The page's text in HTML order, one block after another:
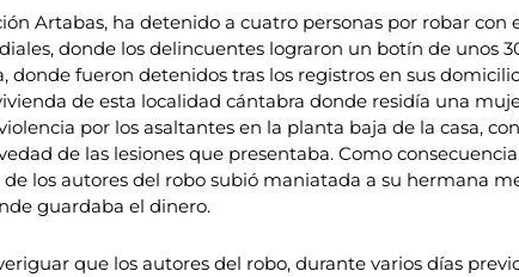
Artabas, ha detenido a cuatro personas por robar con
donde los delincuentes lograron un botín de unos
fueron detenidos tras los registros en sus
de esta localidad cántabra donde residía una
por los asaltantes en la planta baja de la casa,
de las lesiones que presentaba. Como
los autores del robo subió maniatada a su hermana
guardaba el dinero.
que los autores del robo, durante varios días